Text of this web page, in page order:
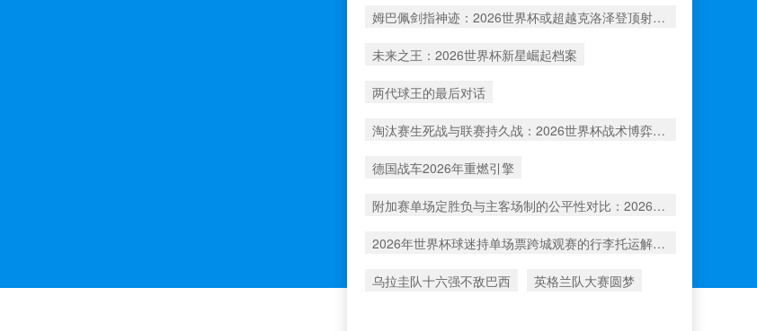
姆巴佩剑指神迹：2026世界杯或超越克洛泽登顶射手王
未来之王：2026世界杯新星崛起档案
两代球王的最后对话
淘汰赛生死战与联赛持久战：2026世界杯战术博弈解析
德国战车2026年重燃引擎
附加赛单场定胜负与主客场制的公平性对比：2026年世界杯前瞻
2026年世界杯球迷持单场票跨城观赛的行李托运解决方案
乌拉圭队十六强不敌巴西 英格兰队大赛圆梦